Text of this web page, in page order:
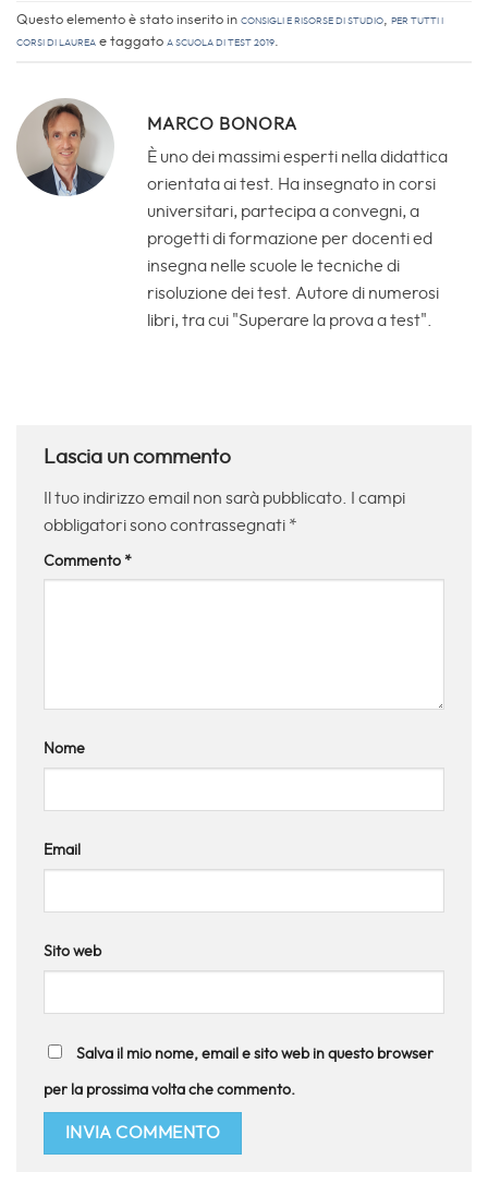
Questo elemento è stato inserito in Consigli e Risorse di studio, Per tutti i
corsi di laurea e taggato a scuola di test 2019.
MARCO BONORA
È uno dei massimi esperti nella didattica
orientata ai test. Ha insegnato in corsi
universitari, partecipa a convegni, a
progetti di formazione per docenti ed
insegna nelle scuole le tecniche di
risoluzione dei test. Autore di numerosi
libri, tra cui "Superare la prova a test".
Lascia un commento
Il tuo indirizzo email non sarà pubblicato.
I campi
obbligatori sono contrassegnati *
Commento *
Nome
Email
Sito web
Salva il mio nome, email e sito web in questo browser
per la prossima volta che commento.